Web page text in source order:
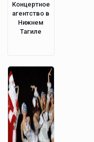
Концертное
агентство в
Нижнем
Тагиле